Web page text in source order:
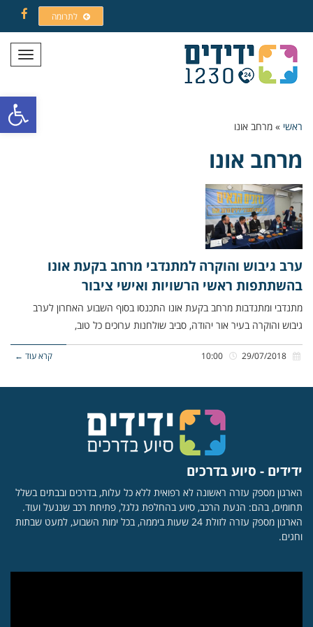
פתח
לתרומה
תפריט
ראשי » מרחב אונו
מרחב אונו
ערב גיבוש והוקרה למתנדבי מרחב בקעת אונו
בהשתתפות ראשי הרשויות ואישי ציבור
מתנדבי ומתנדבות מרחב בקעת אונו התכנסו בסוף השבוע האחרון לערב
גיבוש והוקרה בעיר אור יהודה, סביב שולחנות ערוכים כל טוב,
קרא עוד ←
ידידים - סיוע בדרכים
הארגון מספק עזרה ראשונה לא רפואית ללא כל עלות, בדרכים ובבתים בשלל
תחומים, בהם: הנעת הרכב, סיוע בהחלפת גלגל, פתיחת רכב שננעל ועוד.
הארגון מספק עזרה לזולת 24 שעות ביממה, בכל ימות השבוע, למעט שבתות
וחגים.